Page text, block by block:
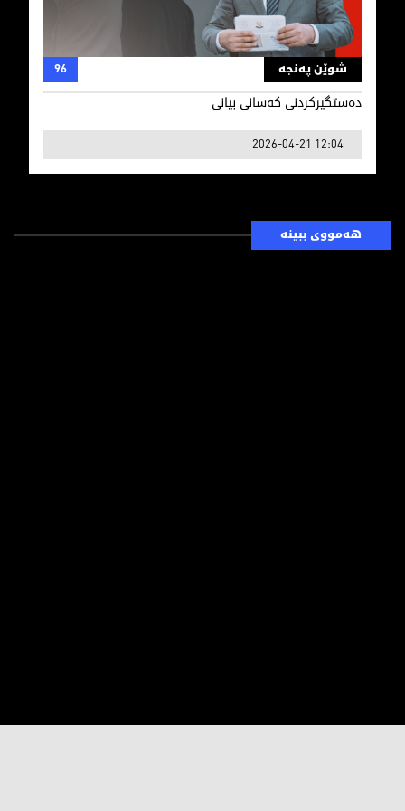
دەستگیرکردنی کەسانی بیانی
شوێن پەنجە 96
دەستگیرکردنی کەسانی بیانی
2026-04-21 12:04
هەمووی ببینە